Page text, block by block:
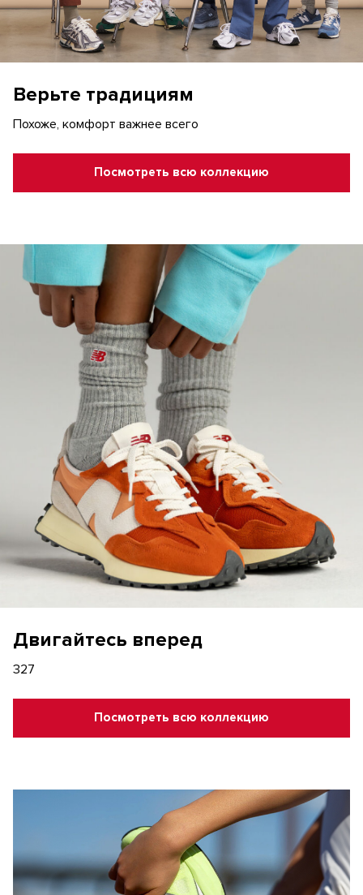
Верьте традициям
Похоже, комфорт важнее всего
Посмотреть всю коллекцию
Двигайтесь вперед
327
Посмотреть всю коллекцию